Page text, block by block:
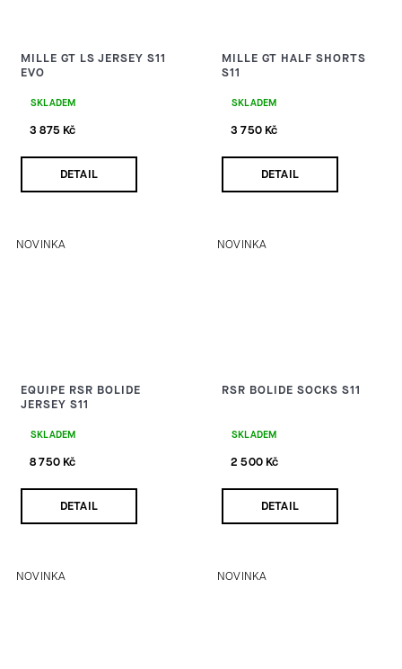
MILLE GT LS JERSEY S11
EVO
SKLADEM
3 875 Kč
DETAIL
MILLE GT HALF SHORTS
S11
SKLADEM
3 750 Kč
DETAIL
NOVINKA
EQUIPE RSR BOLIDE
JERSEY S11
SKLADEM
8 750 Kč
DETAIL
NOVINKA
RSR BOLIDE SOCKS S11
SKLADEM
2 500 Kč
DETAIL
NOVINKA NOVINKA